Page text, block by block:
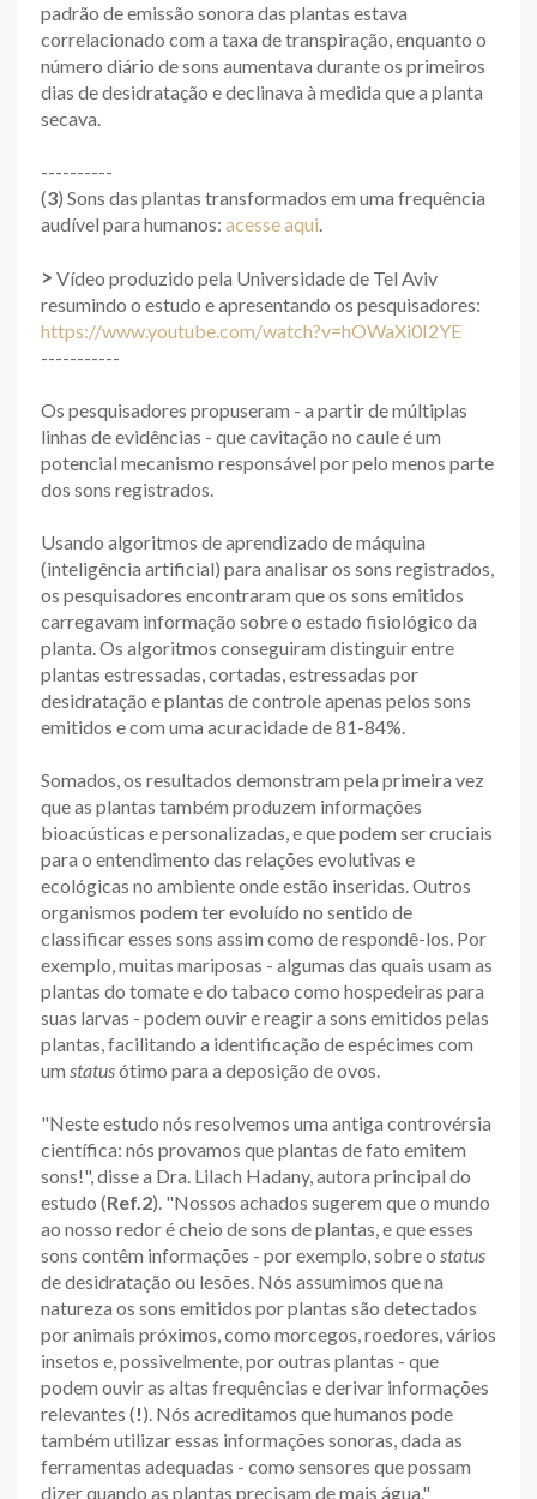
padrão de emissão sonora das plantas estava
correlacionado com a taxa de transpiração, enquanto o
número diário de sons aumentava durante os primeiros
dias de desidratação e declinava à medida que a planta
secava.
----------
(3) Sons das plantas transformados em uma frequência
audível para humanos: acesse aqui.
> Vídeo produzido pela Universidade de Tel Aviv
resumindo o estudo e apresentando os pesquisadores:
https://www.youtube.com/watch?v=hOWaXi0I2YE
-----------
Os pesquisadores propuseram - a partir de múltiplas
linhas de evidências - que cavitação no caule é um
potencial mecanismo responsável por pelo menos parte
dos sons registrados.
Usando algoritmos de aprendizado de máquina
(inteligência artificial) para analisar os sons registrados,
os pesquisadores encontraram que os sons emitidos
carregavam informação sobre o estado fisiológico da
planta. Os algoritmos conseguiram distinguir entre
plantas estressadas, cortadas, estressadas por
desidratação e plantas de controle apenas pelos sons
emitidos e com uma acuracidade de 81-84%.
Somados, os resultados demonstram pela primeira vez
que as plantas também produzem informações
bioacústicas e personalizadas, e que podem ser cruciais
para o entendimento das relações evolutivas e
ecológicas no ambiente onde estão inseridas. Outros
organismos podem ter evoluído no sentido de
classificar esses sons assim como de respondê-los. Por
exemplo, muitas mariposas - algumas das quais usam as
plantas do tomate e do tabaco como hospedeiras para
suas larvas - podem ouvir e reagir a sons emitidos pelas
plantas, facilitando a identificação de espécimes com
um statusótimo para a deposição de ovos.
"Neste estudo nós resolvemos uma antiga controvérsia
científica: nós provamos que plantas de fato emitem
sons!", disse a Dra. Lilach Hadany, autora principal do
estudo (Ref.2). "Nossos achados sugerem que o mundo
ao nosso redor é cheio de sons de plantas, e que esses
sons contêm informações - por exemplo, sobre o status
de desidratação ou lesões. Nós assumimos que na
natureza os sons emitidos por plantas são detectados
por animais próximos, como morcegos, roedores, vários
insetos e, possivelmente, por outras plantas - que
podem ouvir as altas frequências e derivar informações
relevantes (!). Nós acreditamos que humanos pode
também utilizar essas informações sonoras, dada as
ferramentas adequadas - como sensores que possam
dizer quando as plantas precisam de mais água."